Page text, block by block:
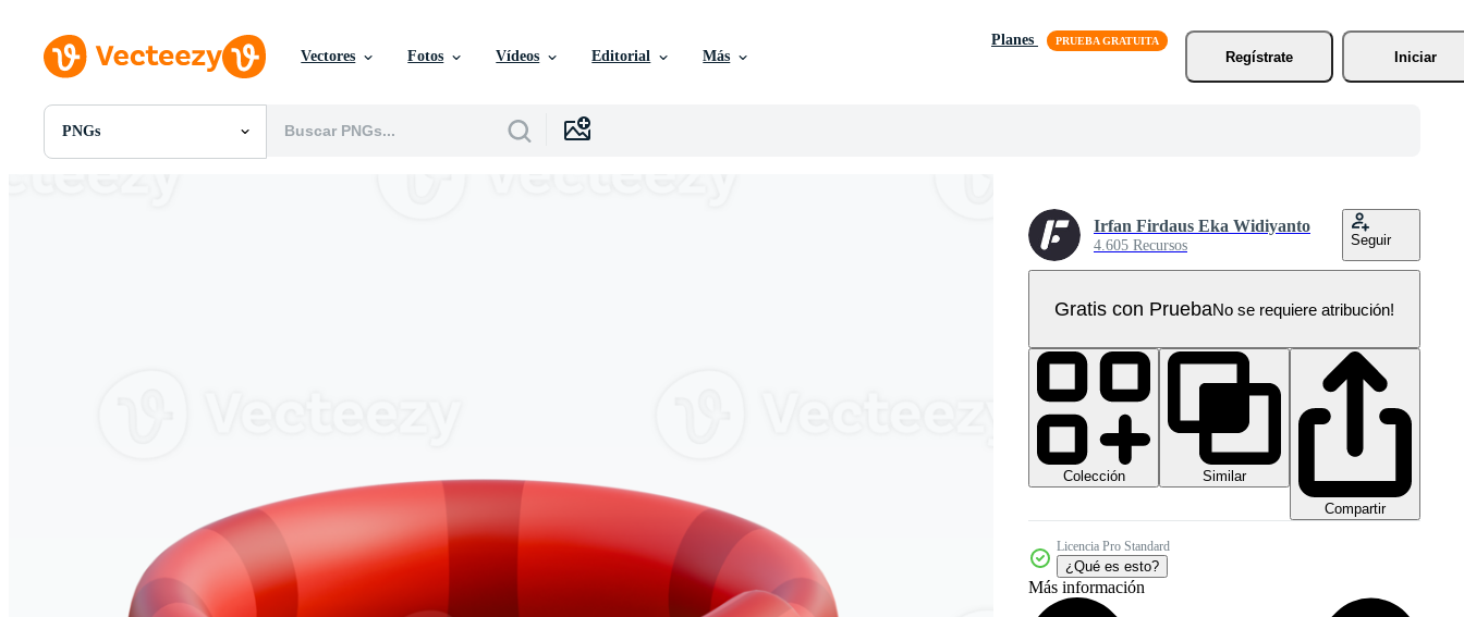
Vectores Fotos Vídeos Editorial Más
Planes
Regístrate
Iniciar
PNGs
Todas Imágenes
Irfan Firdaus Eka Widiyanto
4.605 Recursos Seguir
Gratis con PruebaNo se requiere atribución!
Colección
Similar
Compartir
Licencia Pro Standard
¿Qué es esto?
Más información